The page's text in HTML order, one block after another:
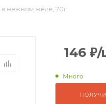
в нежном желе, 70г
146 ₽/
Много